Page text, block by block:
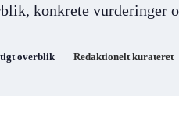
konkrete vurderinger
overblik Redaktionelt kurateret